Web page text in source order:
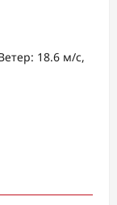
18.6 м/с,